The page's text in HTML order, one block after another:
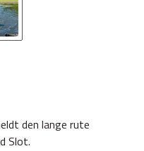
den lange rute
Slot.